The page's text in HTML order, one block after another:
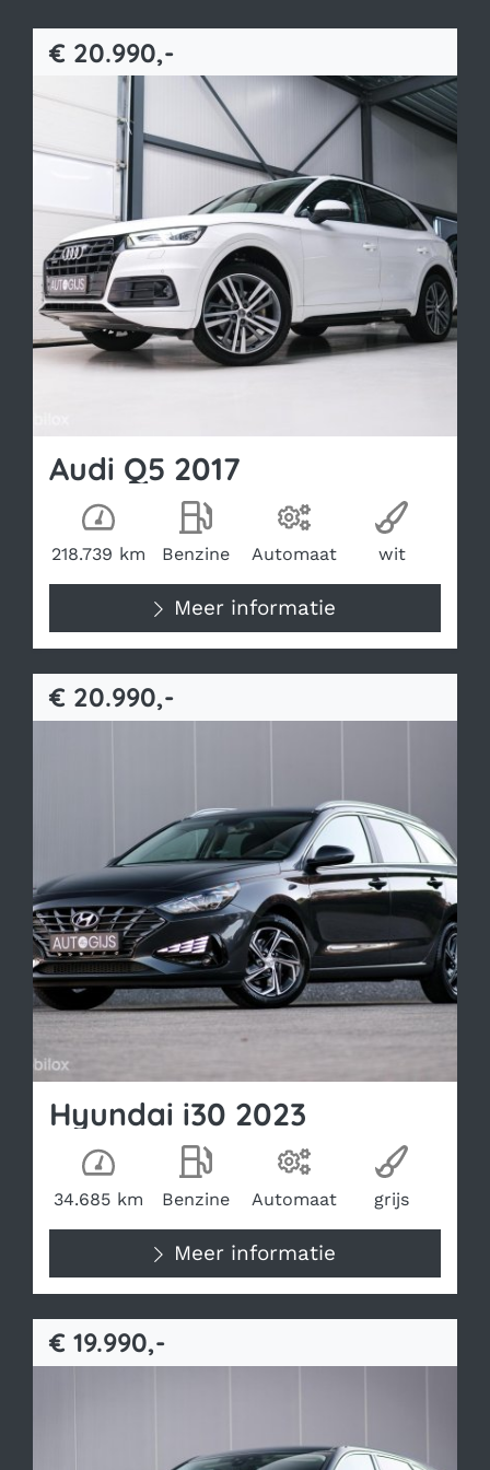
Bekijk occasion
€ 20.990,-
Audi Q5 2017
Kilometerstand
218.739 km
Brandstof
Benzine
Transmissie
Automaat
Kleur
wit
Meer informatie
Bekijk occasion
€ 20.990,-
Hyundai i30 2023
Kilometerstand
34.685 km
Brandstof
Benzine
Transmissie
Automaat
Kleur
grijs
Meer informatie
€ 19.990,-